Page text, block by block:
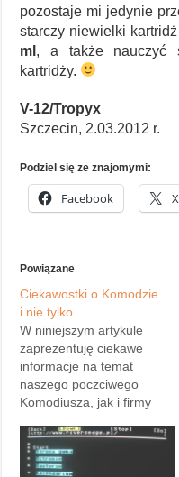
pozostaje mi jedynie
starczy niewielki
ml , a także nauczyć
kartridży.
V-12/Tropyx
Szczecin, 2.03.2012 r.
Podziel się ze znajomymi:
Facebook X
Powiązane
Ciekawostki o Komodzie
i nie tylko…
W niniejszym artykule
zaprezentuję ciekawe
informacje na temat
naszego poczciwego
Komodiusza, jak i firmy
zdobyłem niedawno, a są
nimi materiały z gazet
technicznych lat 80.